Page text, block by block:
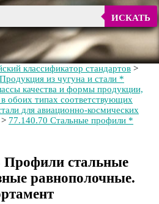
ИСКАТЬ
классификатор стандартов >
из чугуна и стали *
качества и формы продукции,
обоих типах соответствующих
для авиационно-космических
> 77.140.70 Стальные профили *
стальные
равнополочные.